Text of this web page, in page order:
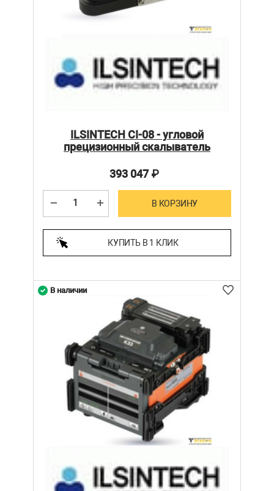
ILSINTECH CI-08 - угловой
прецизионный скалыватель
393 047₽
В КОРЗИНУ
КУПИТЬ В 1 КЛИК
В наличии